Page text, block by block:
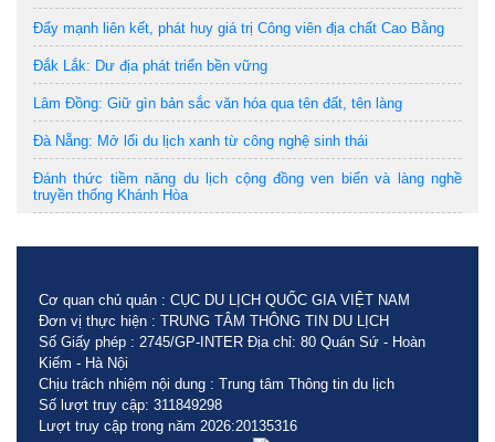
Đẩy mạnh liên kết, phát huy giá trị Công viên địa chất Cao Bằng
Đắk Lắk: Dư địa phát triển bền vững
Lâm Đồng: Giữ gìn bản sắc văn hóa qua tên đất, tên làng
Đà Nẵng: Mở lối du lịch xanh từ công nghệ sinh thái
Đánh thức tiềm năng du lịch cộng đồng ven biển và làng nghề
truyền thống Khánh Hòa
Cơ quan chủ quản : CỤC DU LỊCH QUỐC GIA VIỆT NAM
Đơn vị thực hiện : TRUNG TÂM THÔNG TIN DU LỊCH
Số Giấy phép : 2745/GP-INTER Địa chỉ: 80 Quán Sứ - Hoàn
Kiếm - Hà Nội
Chịu trách nhiệm nội dung : Trung tâm Thông tin du lịch
Số lượt truy cập: 311849298
Lượt truy cập trong năm 2026:20135316